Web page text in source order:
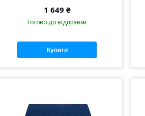
1 649 ₴
Готово до відправки
Купити